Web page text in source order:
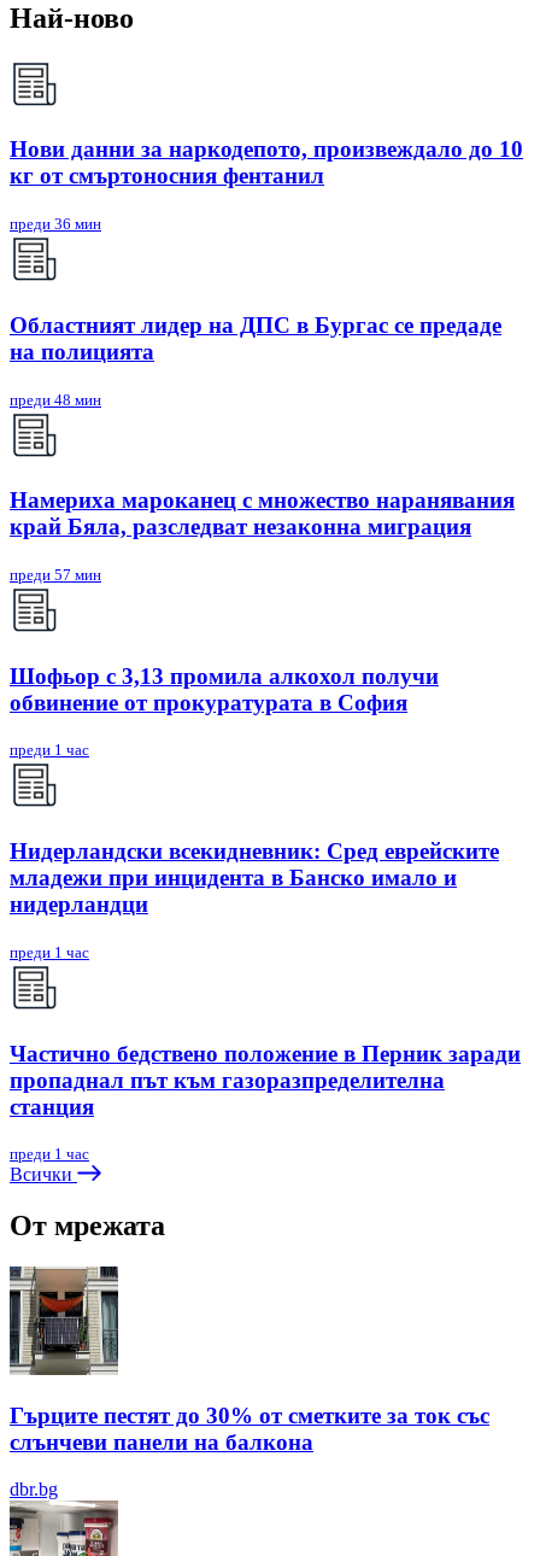
Най-ново
Нови данни за наркодепото, произвеждало до 10
кг от смъртоносния фентанил
преди 36 мин
Областният лидер на ДПС в Бургас се предаде
на полицията
преди 48 мин
Намериха мароканец с множество наранявания
край Бяла, разследват незаконна миграция
преди 57 мин
Шофьор с 3,13 промила алкохол получи
обвинение от прокуратурата в София
преди 1 час
Нидерландски всекидневник: Сред еврейските
младежи при инцидента в Банско имало и
нидерландци
преди 1 час
Частично бедствено положение в Перник заради
пропаднал път към газоразпределителна
станция
преди 1 час
Всички
От мрежата
Гърците пестят до 30% от сметките за ток със
слънчеви панели на балкона
dbr.bg